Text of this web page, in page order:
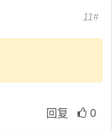
11#
回复 0